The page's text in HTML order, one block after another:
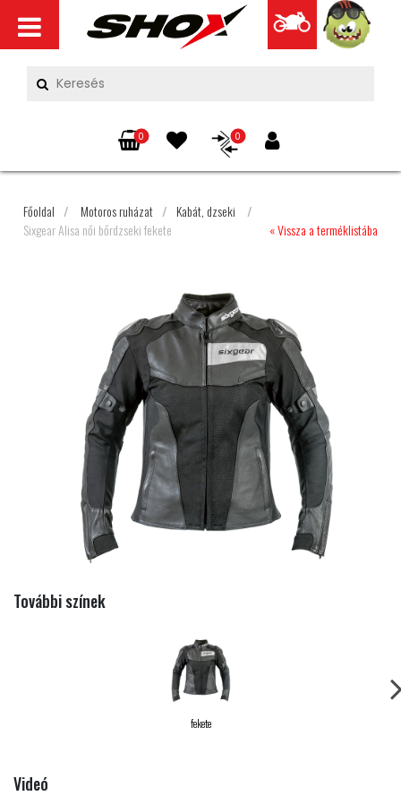
0 0
Főoldal / Motoros ruházat / Kabát, dzseki
/
Sixgear Alisa női bőrdzseki fekete
« Vissza a terméklistába
További színek
fekete
Videó